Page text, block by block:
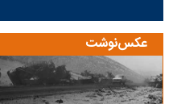
عکس‌نوشت